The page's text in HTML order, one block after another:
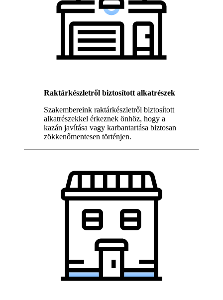
Raktárkészletről biztosított alkatrészek
Szakembereink raktárkészletről biztosított
alkatrészekkel érkeznek önhöz, hogy a
kazán javítása vagy karbantartása biztosan
zökkenőmentesen történjen.